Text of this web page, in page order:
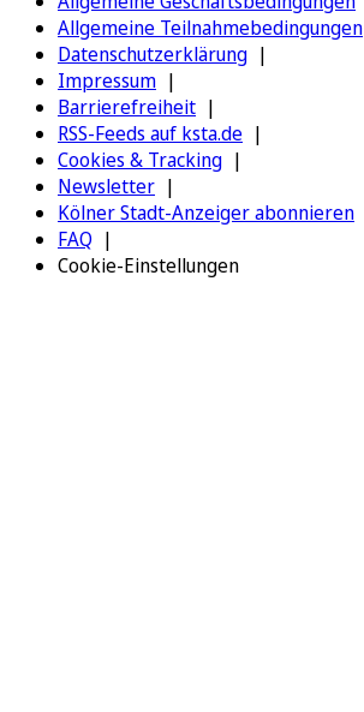
Allgemeine Teilnahmebedingungen
Datenschutzerklärung
Impressum
Barrierefreiheit
RSS-Feeds auf ksta.de
Cookies & Tracking
Newsletter
Kölner Stadt-Anzeiger abonnieren
FAQ
Cookie-Einstellungen